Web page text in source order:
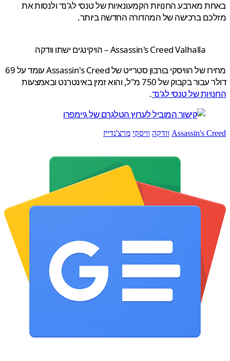
מארבע החנויות הקמעונאיות של טנסי לג'נד ולנסות את
ברכישה של המהדורה החדשה ביותר.
Assassin's Creed Valhalla – הויקינגים ישתו וודקה
מחירו של הוויסקי בורבון סטרייט של Assassin's Creed עומד על 69
של 750 מ"ל, והוא זמין באינטרנט ובאמצעות
של טנסי לג'נד.
Assassin's וודקה וויסקי מרצ'נדייז